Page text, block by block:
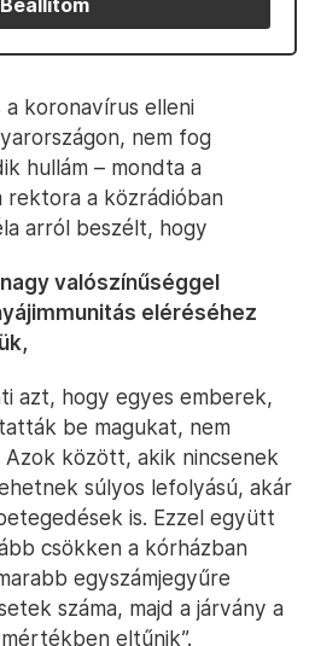
Beállítom
koronavírus elleni
nem fog
hullám – mondta a
rektora a közrádióban
arról beszélt, hogy
valószínűséggel
eléréséhez
azt, hogy egyes emberek,
be magukat, nem
között, akik nincsenek
súlyos lefolyású, akár
is. Ezzel együtt
csökken a kórházban
egyszámjegyűre
száma, majd a járvány a
eltűnik”.